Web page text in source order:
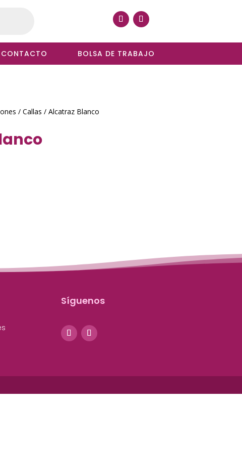
CONTACTO BOLSA DE TRABAJO
/ Callas / Alcatraz Blanco
Síguenos